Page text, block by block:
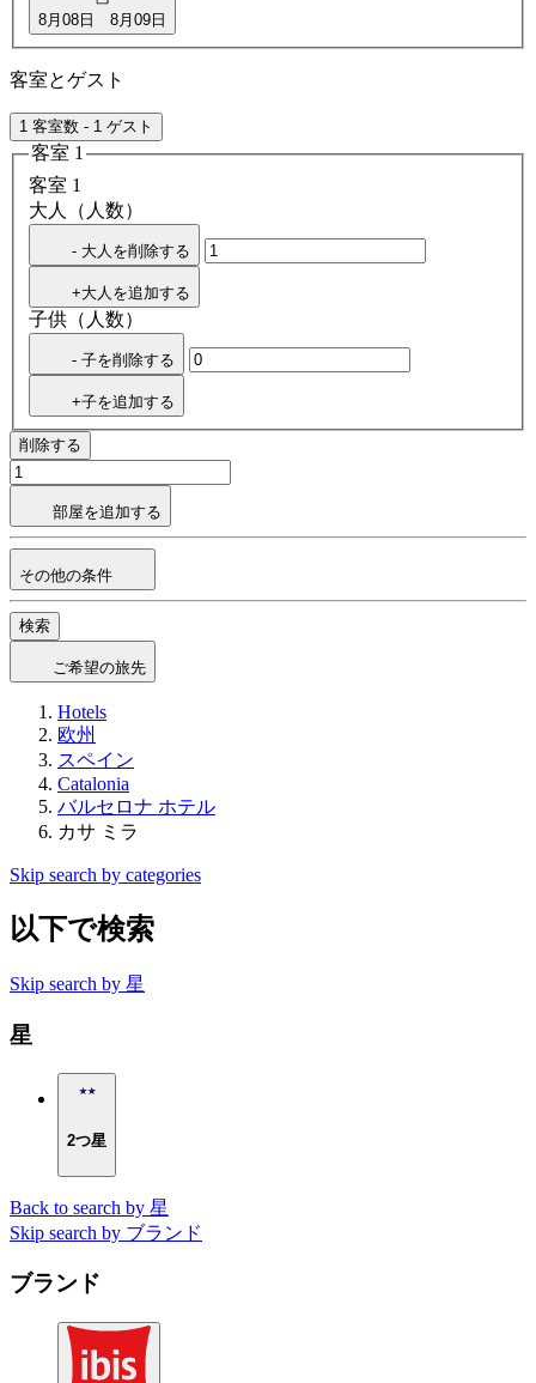
8月08日 8月09日
客室とゲスト
1 客室数 - 1 ゲスト
客室 1
客室 1
大人（人数）
- 大人を削除する
+大人を追加する
子供（人数）
- 子を削除する
+子を追加する
削除する
部屋を追加する
その他の条件
検索
ご希望の旅先
Hotels
欧州
スペイン
Catalonia
バルセロナ ホテル
カサ ミラ
Skip search by categories
以下で検索
Skip search by 星
星
2つ星
Back to search by 星
Skip search by ブランド
ブランド